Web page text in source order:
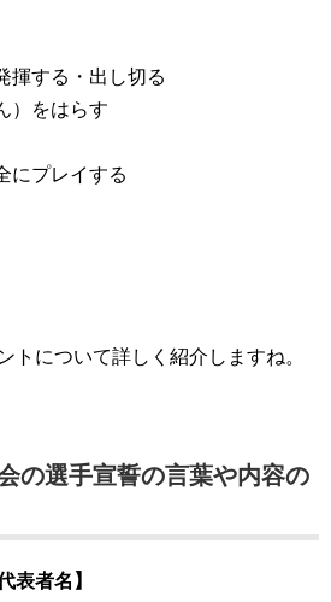
揮する・出し切る
）をはらす
にプレイする
トについて詳しく紹介しますね。
の選手宣誓の言葉や内容の
表者名】